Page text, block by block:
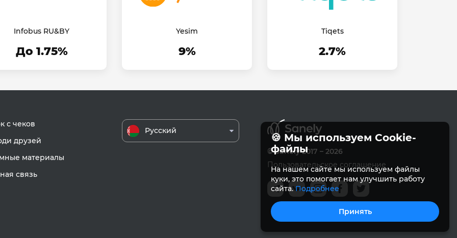
Infobus RU&BY
До 1.75%
Yesim
9%
Tiqets
2.7%
с чеков
друзей
материалы
связь
Русский
© Sanely 2017 – 2026
Пользовательское соглашение
🍪 Мы используем Cookie-
файлы
На нашем сайте мы используем файлы
куки, это помогает нам улучшить работу
сайта.Подробнее
Принять